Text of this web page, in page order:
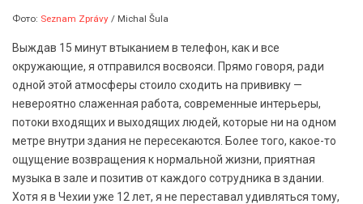
Фото: Seznam Zprávy / Michal Šula
Выждав 15 минут втыканием в телефон, как и все
окружающие, я отправился восвояси. Прямо говоря, ради
одной этой атмосферы стоило сходить на прививку —
невероятно слаженная работа, современные интерьеры,
потоки входящих и выходящих людей, которые ни на одном
метре внутри здания не пересекаются. Более того, какое-то
ощущение возвращения к нормальной жизни, приятная
музыка в зале и позитив от каждого сотрудника в здании.
Хотя я в Чехии уже 12 лет, я не переставал удивляться тому,